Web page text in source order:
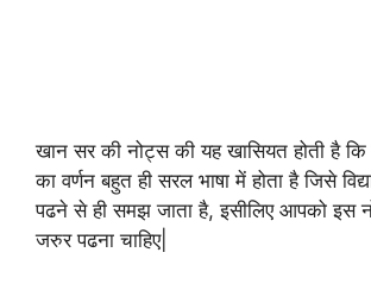
खान सर की नोट्स की यह खासियत होती है
का वर्णन बहुत ही सरल भाषा में होता है जिसे
पढने से ही समझ जाता है, इसीलिए आपको इस
जरुर पढना चाहिए|